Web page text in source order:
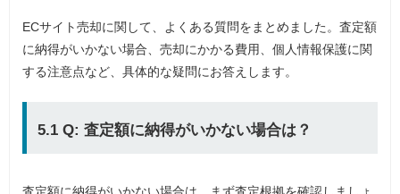
ECサイト売却に関して、よくある質問をまとめました。査定額
に納得がいかない場合、売却にかかる費用、個人情報保護に関
する注意点など、具体的な疑問にお答えします。
5.1 Q: 査定額に納得がいかない場合は？